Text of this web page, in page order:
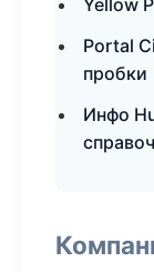
Yellow
Portal
пробки
Инфо